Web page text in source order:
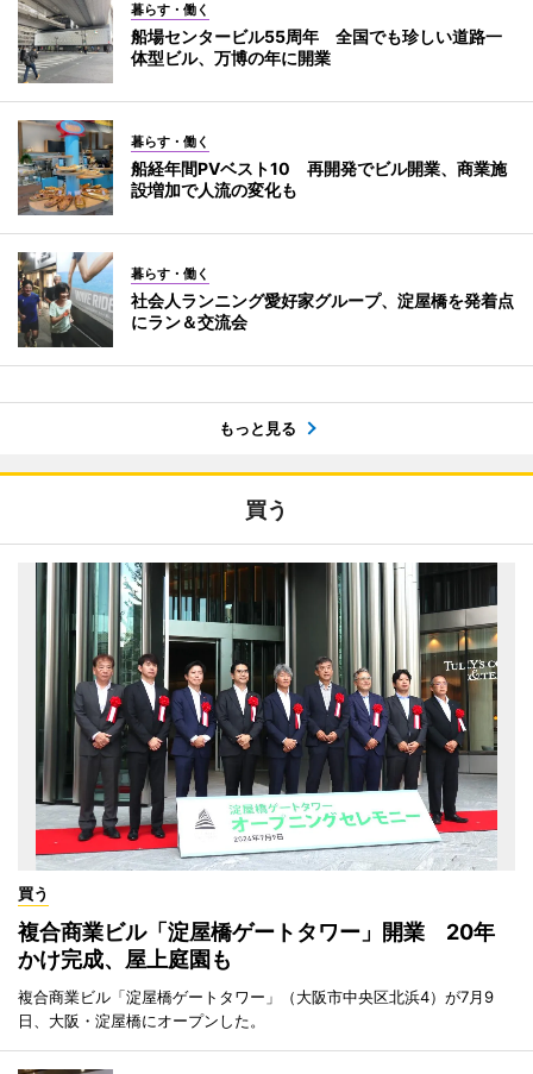
暮らす・働く
船場センタービル55周年 全国でも珍しい道路一
体型ビル、万博の年に開業
暮らす・働く
船経年間PVベスト10 再開発でビル開業、商業施
設増加で人流の変化も
暮らす・働く
社会人ランニング愛好家グループ、淀屋橋を発着点
にラン＆交流会
もっと見る
買う
買う
複合商業ビル「淀屋橋ゲートタワー」開業 20年
かけ完成、屋上庭園も
複合商業ビル「淀屋橋ゲートタワー」（大阪市中央区北浜4）が7月9
日、大阪・淀屋橋にオープンした。